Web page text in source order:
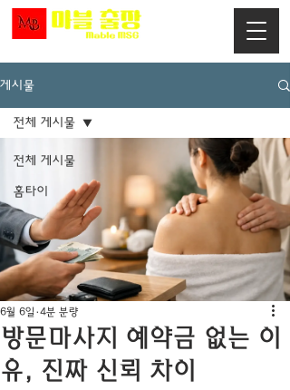
게시물
전체 게시물
홈타이
전체 게시물
방문마사지 예약금 없는 이
유, 진짜 신뢰 차이
6월 6일 4분 분량